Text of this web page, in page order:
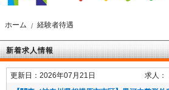
ホーム 経験者待遇
新着求人情報
更新日：2026年07月21日 求人：